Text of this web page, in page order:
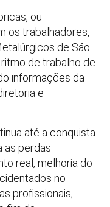
ou
os trabalhadores,
de São
de trabalho de
informações da
e
até a conquista
as perdas
real, melhoria do
no
profissionais,